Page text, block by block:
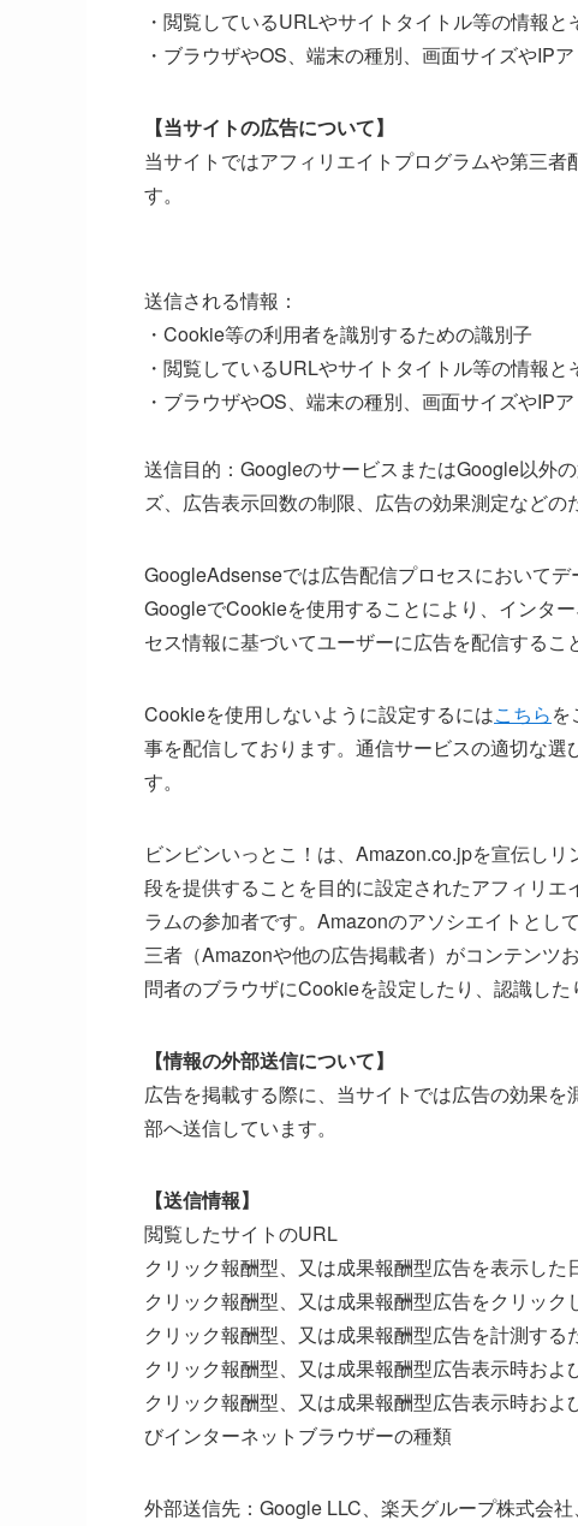
・閲覧しているURLやサイトタイトル等の情報と
・ブラウザやOS、端末の種別、画面サイズやIP
【当サイトの広告について】
当サイトではアフィリエイトプログラムや第三
す。
送信される情報：
・Cookie等の利用者を識別するための識別子
・閲覧しているURLやサイトタイトル等の情報と
・ブラウザやOS、端末の種別、画面サイズやIP
送信目的：GoogleのサービスまたはGoogle以外
ズ、広告表示回数の制限、広告の効果測定などの
GoogleAdsenseでは広告配信プロセスにおいて
GoogleでCookieを使用することにより、インタ
セス情報に基づいてユーザーに広告を配信するこ
Cookieを使用しないように設定するにはこちらを
事を配信しております。通信サービスの適切な
す。
ビンビンいっとこ！は、Amazon.co.jpを宣伝し
段を提供することを目的に設定されたアフィリ
ラムの参加者です。Amazonのアソシエイトとし
三者（Amazonや他の広告掲載者）がコンテンツ
問者のブラウザにCookieを設定したり、認識した
【情報の外部送信について】
広告を掲載する際に、当サイトでは広告の効果
部へ送信しています。
【送信情報】
閲覧したサイトのURL
クリック報酬型、又は成果報酬型広告を表示した
クリック報酬型、又は成果報酬型広告をクリック
クリック報酬型、又は成果報酬型広告を計測する
クリック報酬型、又は成果報酬型広告表示時お
クリック報酬型、又は成果報酬型広告表示時お
びインターネットブラウザーの種類
外部送信先：Google LLC、楽天グループ株式会